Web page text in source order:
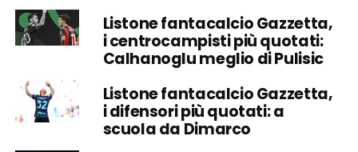
Listone fantacalcio Gazzetta,
i centrocampisti più quotati:
Calhanoglu meglio di Pulisic
Listone fantacalcio Gazzetta,
i difensori più quotati: a
scuola da Dimarco